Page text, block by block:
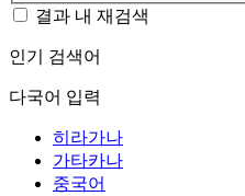
결과 내 재검색
인기 검색어
다국어 입력
히라가나
가타카나
중국어